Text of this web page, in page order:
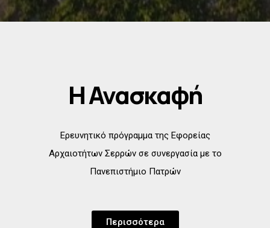
Η Ανασκαφή
Ερευνητικό πρόγραμμα της Εφορείας
Αρχαιοτήτων Σερρών σε συνεργασία με το
Πανεπιστήμιο Πατρών
Περισσότερα